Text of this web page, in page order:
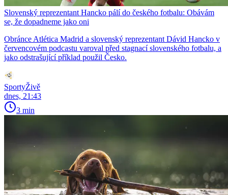
Slovenský reprezentant Hancko pálí do českého fotbalu: Obávám
se, že dopadneme jako oni
Obránce Atlética Madrid a slovenský reprezentant Dávid Hancko v
červencovém podcastu varoval před stagnací slovenského fotbalu, a
jako odstrašující příklad použil Česko.
SportyŽivě
dnes, 21:43
3 min